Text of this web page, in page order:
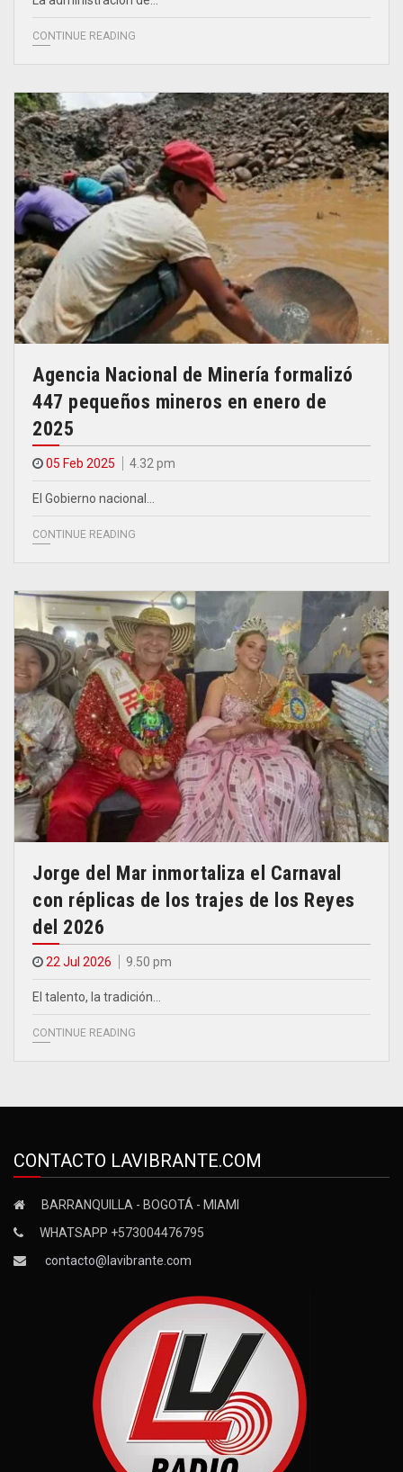
CONTINUE READING
Agencia Nacional de Minería formalizó
447 pequeños mineros en enero de
2025
05 Feb 2025 4.32 pm
El Gobierno nacional…
CONTINUE READING
Jorge del Mar inmortaliza el Carnaval
con réplicas de los trajes de los Reyes
del 2026
22 Jul 2026 9.50 pm
El talento, la tradición…
CONTINUE READING
CONTACTO LAVIBRANTE.COM
BARRANQUILLA - BOGOTÁ - MIAMI
WHATSAPP +573004476795
contacto@lavibrante.com